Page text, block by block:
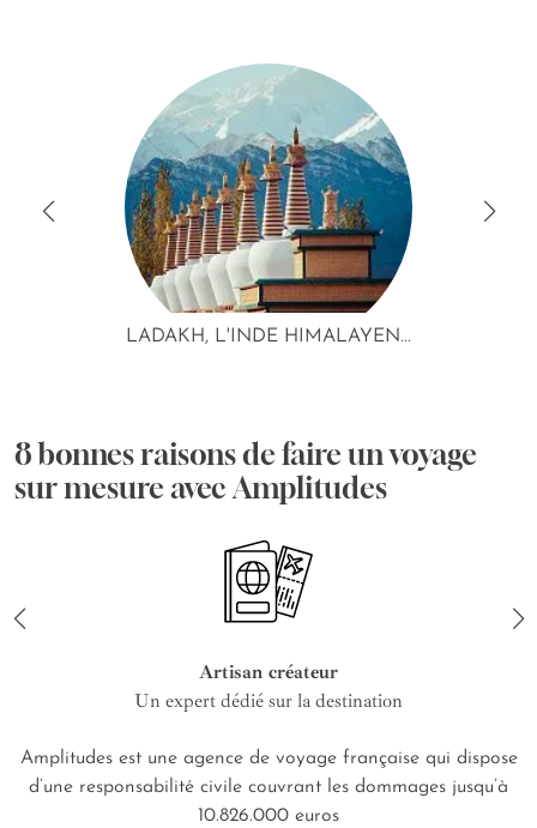
LADAKH, L'INDE HIMALAYEN...
8 bonnes raisons de faire un voyage
sur mesure avec Amplitudes
Artisan créateur
Un expert dédié sur la destination
Amplitudes est une agence de voyage française qui dispose
d’une responsabilité civile couvrant les dommages jusqu’à
10.826.000 euros